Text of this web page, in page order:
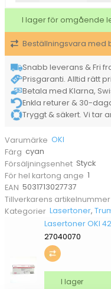
cyan
mängd
I lager för omgående
Beställningsvara med
Snabb leverans & Fri
Prisgaranti. Alltid rätt
Betala med Klarna,
Enkla returer & 30-
Tryggt & säkert. Vi tar
Varumärke OKI
Färg cyan
Försäljningsenhet Styck
För hel kartong ange 1
EAN 5031713027737
Tillverkarens artikelnummer
Kategorier Lasertoner,
Lasertoner OKI
27040070
I lager